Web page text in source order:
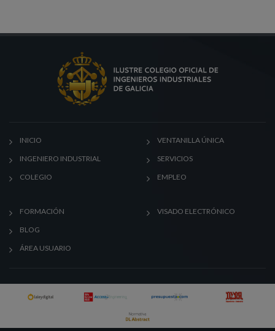
INICIO
INGENIERO INDUSTRIAL
COLEGIO
VENTANILLA ÚNICA
SERVICIOS
EMPLEO
FORMACIÓN
BLOG
ÁREA USUARIO
VISADO ELECTRÓNICO